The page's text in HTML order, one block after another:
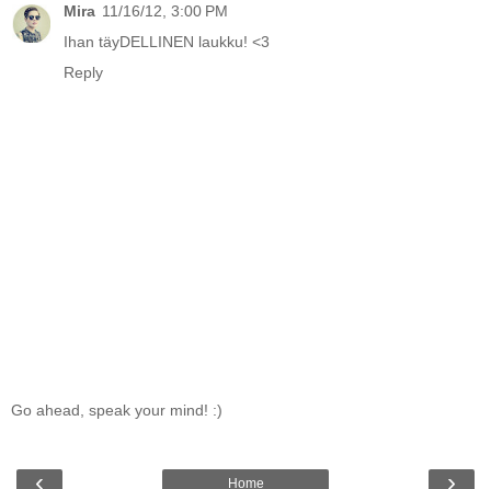
Mira 11/16/12, 3:00 PM
Ihan täyDELLINEN laukku! <3
Reply
Go ahead, speak your mind! :)
‹ ›
Home